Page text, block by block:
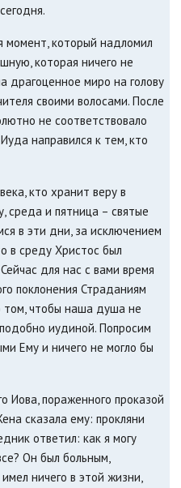
момент, который надломил
которая ничего не
драгоценное миро на голову
своими волосами. После
не соответствовало
направился к тем, кто
кто хранит веру в
среда и пятница – святые
в эти дни, за исключением
в среду Христос был
для нас с вами время
поклонения Страданиям
том, чтобы наша душа не
иудиной. Попросим
Ему и ничего не могло бы
Иова, пораженного проказой
сказала ему: прокляни
ответил: как я могу
Он был больным,
ничего в этой жизни,